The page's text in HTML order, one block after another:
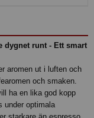
dygnet runt - Ett smart
aromen ut i luften och
och smaken.
ha en lika god kopp
under optimala